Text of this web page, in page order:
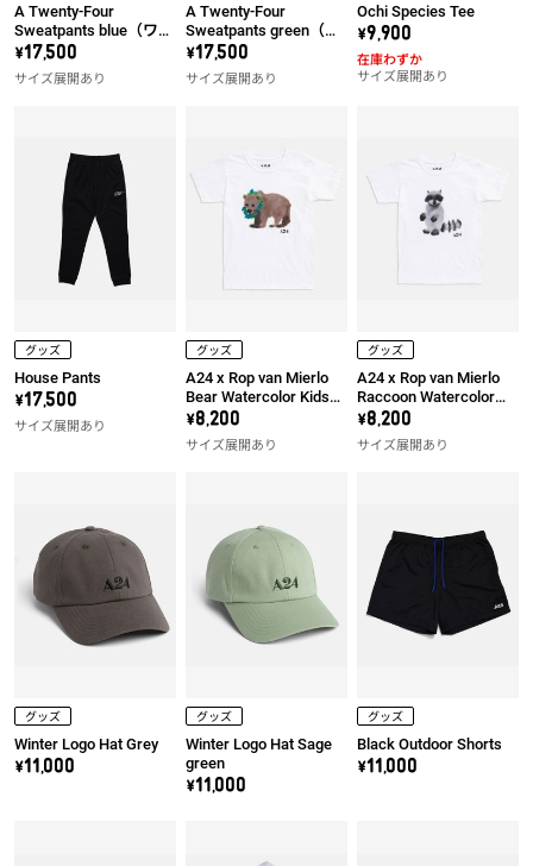
A Twenty-Four
Sweatpants blue（ワッ
ペン左）
\17,500
サイズ展開あり
A Twenty-Four
Sweatpants green（ワ
ッペン左）
\17,500
サイズ展開あり
Ochi Species Tee
\9,900
サイズ展開あり
在庫わずか
グッズ
House Pants
\17,500
サイズ展開あり
グッズ
A24 x Rop van Mierlo
Bear Watercolor Kids
Tee
\8,200
サイズ展開あり
グッズ
A24 x Rop van Mierlo
Raccoon Watercolor
Kids Tee
\8,200
サイズ展開あり
グッズ
Winter Logo Hat Grey
\11,000
グッズ
Winter Logo Hat Sage
green
\11,000
グッズ
Black Outdoor Shorts
\11,000